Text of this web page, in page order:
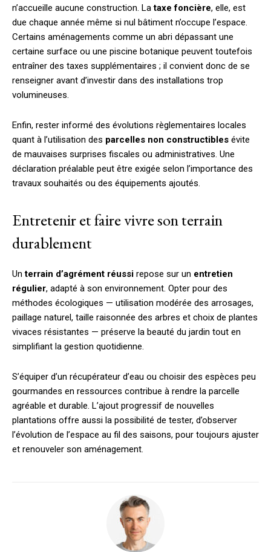
n’accueille aucune construction. Lataxe foncière, elle, est
due chaque année même si nul bâtiment n’occupe l’espace.
Certains aménagements comme un abri dépassant une
certaine surface ou une piscine botanique peuvent toutefois
entraîner des taxes supplémentaires ; il convient donc de se
renseigner avant d’investir dans des installations trop
volumineuses.
Enfin, rester informé des évolutions règlementaires locales
quant à l’utilisation des parcelles non constructibles évite
de mauvaises surprises fiscales ou administratives. Une
déclaration préalable peut être exigée selon l’importance des
travaux souhaités ou des équipements ajoutés.
Entretenir et faire vivre son terrain
durablement
Unterrain d’agrément réussi repose sur un entretien
régulier, adapté à son environnement. Opter pour des
méthodes écologiques — utilisation modérée des arrosages,
paillage naturel, taille raisonnée des arbres et choix de plantes
vivaces résistantes — préserve la beauté du jardin tout en
simplifiant la gestion quotidienne.
S’équiper d’un récupérateur d’eau ou choisir des espèces peu
gourmandes en ressources contribue à rendre la parcelle
agréable et durable. L’ajout progressif de nouvelles
plantations offre aussi la possibilité de tester, d’observer
l’évolution de l’espace au fil des saisons, pour toujours ajuster
et renouveler son aménagement.